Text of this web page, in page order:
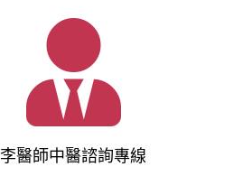
李醫師中醫諮詢專線